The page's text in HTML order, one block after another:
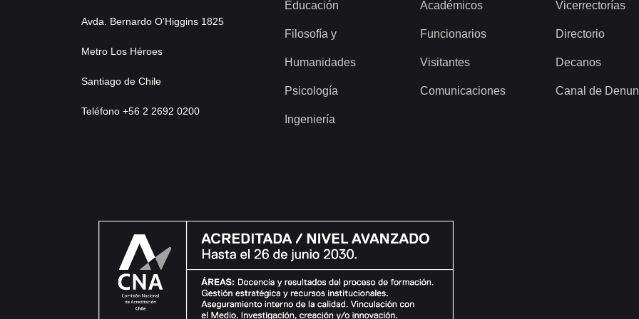
Avda. Bernardo O’Higgins 1825
Metro Los Héroes
Santiago de Chile
Teléfono +56 2 2692 0200
Educación
Filosofía y
Humanidades
Psicología
Ingeniería
Académicos
Funcionarios
Visitantes
Comunicaciones
Vicerrectorías
Directorio
Decanos
Canal de